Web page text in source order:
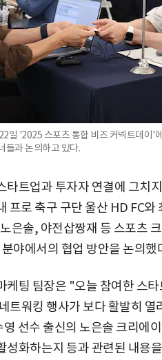
일 '2025 스포츠 통합 비즈 커넥트데이'
들과 논의하고 있다.
타트업과 투자자 연결에 그치
프로 축구 구단 울산 HD FC와
은솔, 야전삽짱재 등 스포츠
야에서의 협업 방안을 논의했
케팅 팀장은 "오늘 참여한 스
트워킹 행사가 보다 활발히 열
선수 출신의 노은솔 크리에
성화하는지 등과 관련된 내용